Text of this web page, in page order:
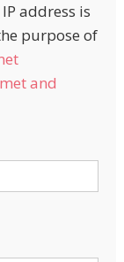
address is
purpose of
and